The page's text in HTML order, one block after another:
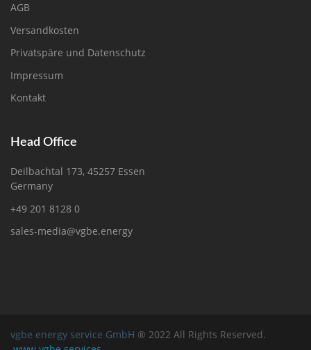
AGB
Versandkosten
Privatspäre und Datenschutz
Impressum
Kontakt
Head Office
Deilbachtal 173, 45257 Essen
Germany
+49 201 8128 0
sales-media@vgbe.energy
vgbe energy service GmbH ® 2022 All Rights Reserved.